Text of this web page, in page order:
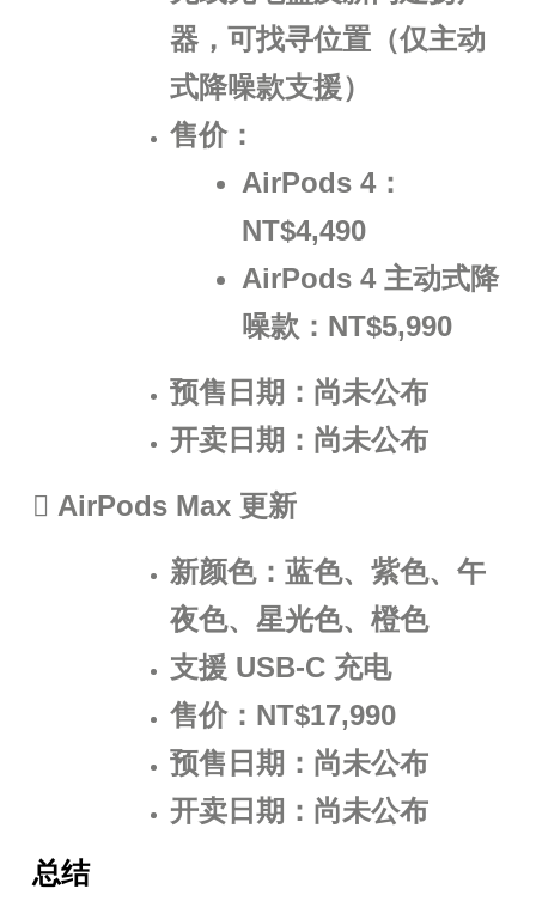
器，可找寻位置（仅主动
式降噪款支援）
售价：
AirPods 4：
NT$4,490
AirPods 4 主动式降
噪款：NT$5,990
预售日期：尚未公布
开卖日期：尚未公布
 AirPods Max 更新
新颜色：蓝色、紫色、午
夜色、星光色、橙色
支援 USB-C 充电
售价：NT$17,990
预售日期：尚未公布
开卖日期：尚未公布
总结